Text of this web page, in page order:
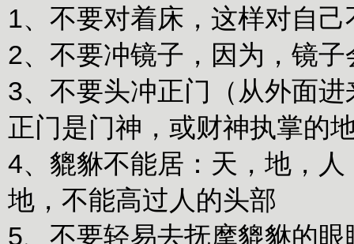
1、不要对着床，这样对自己
2、不要冲镜子，因为，镜
3、不要头冲正门（从外面
正门是门神，或财神执掌的
4、貔貅不能居：天，地，
地，不能高过人的头部
5、不要轻易去抚摩貔貅的